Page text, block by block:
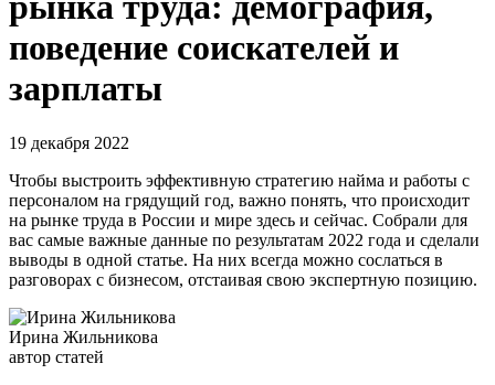
поведение соискателей и
зарплаты
19 декабря 2022
Чтобы выстроить эффективную стратегию найма и работы с
персоналом на грядущий год, важно понять, что происходит
на рынке труда в России и мире здесь и сейчас. Собрали для
вас самые важные данные по результатам 2022 года и сделали
выводы в одной статье. На них всегда можно сослаться в
разговорах с бизнесом, отстаивая свою экспертную позицию.
Ирина Жильникова
автор статей